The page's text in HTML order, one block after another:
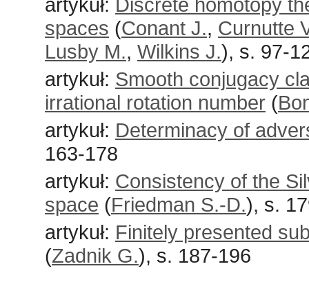
spaces (Conant J., Curnutte
Lusby M., Wilkins J.), s. 97-
artykuł: Smooth conjugacy
irrational rotation number (
artykuł: Determinacy of
163-178
artykuł: Consistency of the
space (Friedman S.-D.), s.
artykuł: Finitely presented
(Zadnik G.), s. 187-196